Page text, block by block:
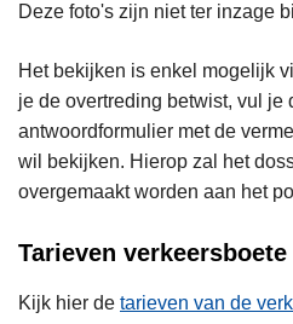
Deze foto's zijn niet ter inzage
Het bekijken is enkel mogelijk
je de overtreding betwist, vul je
antwoordformulier met de
wil bekijken. Hierop zal het
overgemaakt worden aan het
Tarieven verkeersboete
Kijk hier de tarieven van de